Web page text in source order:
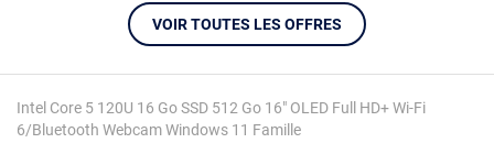
Intel Core 5 120U 16 Go SSD 512 Go 16" OLED Full HD+ Wi-Fi
6/Bluetooth Webcam Windows 11 Famille
VOIR TOUTES LES OFFRES